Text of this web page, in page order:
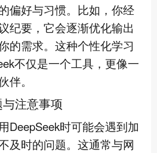
偏好与习惯。比如，你经
纪要，它会逐渐优化输出
的需求。这种个性化学习
不仅是一个工具，更像一
伴。
注意事项
DeepSeek时可能会遇到加
及时的问题。这通常与网